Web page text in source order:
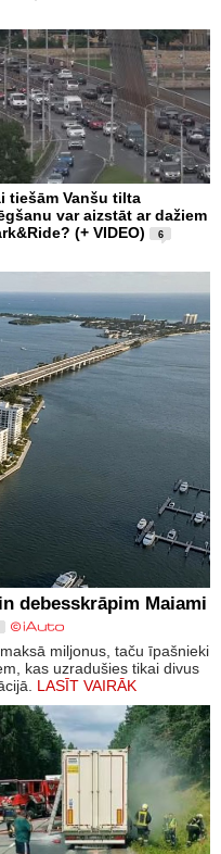
tiešām Vanšu tilta
var aizstāt ar dažiem
(+ VIDEO)
6
debesskrāpim Maiami
miljonus, taču īpašnieki
kas uzradušies tikai divus
LASĪT VAIRĀK